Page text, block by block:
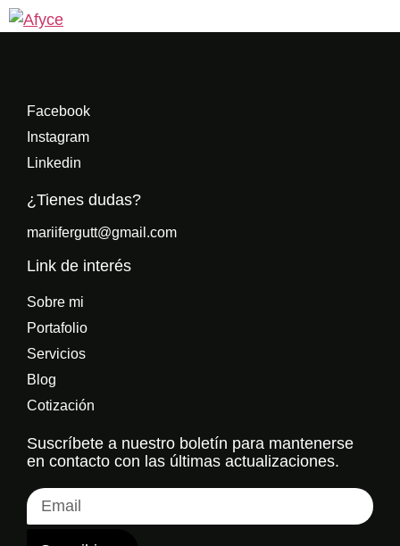
Facebook
Instagram
Linkedin
¿Tienes dudas?
mariifergutt@gmail.com
Link de interés
Sobre mi
Portafolio
Servicios
Blog
Cotización
Suscríbete a nuestro boletín para mantenerse
en contacto con las últimas actualizaciones.